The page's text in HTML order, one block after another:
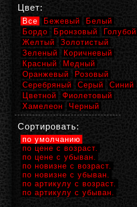
Цвет:
Все Бежевый
Белый
Бордо
Бронзовый
Голубой
Желтый
Золотистый
Зеленый
Коричневый
Красный
Медный
Оранжевый
Розовый
Серебряный
Серый
Синий
Цветной
Фиолетовый
Хамелеон
Черный
Сортировать:
по умолчанию
по цене с возраст.
по цене с убыван.
по новизне с возраст.
по новизне с убыван.
по артикулу с возраст.
по артикулу с убыван.